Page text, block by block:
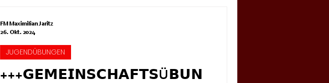
+++𝗚𝗘𝗠𝗘𝗜𝗡𝗦𝗖𝗛𝗔𝗙𝗧𝗦Ü𝗕𝗨𝗡
JUGENDÜBUNGEN
FM Maximilian Jaritz
26. Okt. 2024